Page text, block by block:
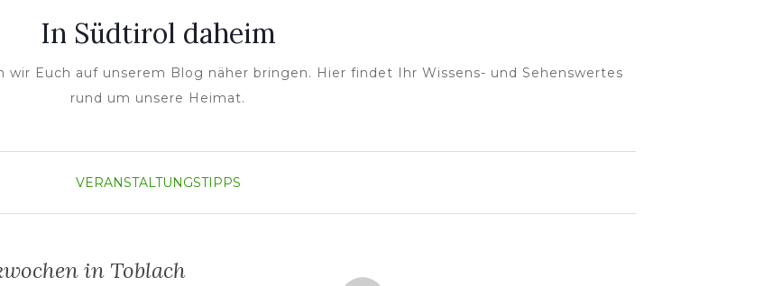
In Südtirol daheim
Euch auf unserem Blog näher bringen. Hier findet Ihr Wissens- und Sehenswertes
rund um unsere Heimat.
VERANSTALTUNGSTIPPS
in Toblach